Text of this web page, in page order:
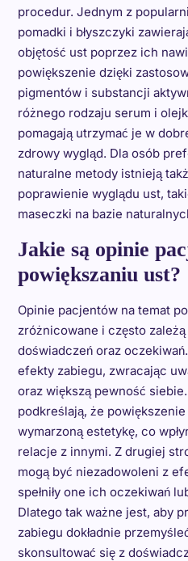
procedur. Jednym z
pomadki i błyszczyki
objętość ust poprzez ich
powiększenie dzięki
pigmentów i substancji
różnego rodzaju serum i
pomagają utrzymać je w
zdrowy wygląd. Dla osób
naturalne metody istnieją
poprawienie wyglądu ust,
maseczki na bazie
Jakie są opinie
powiększaniu ust?
Opinie pacjentów na temat
zróżnicowane i często
doświadczeń oraz
efekty zabiegu, zwracając
oraz większą pewność
podkreślają, że
wymarzoną estetykę, co
relacje z innymi. Z drugiej
mogą być niezadowoleni z
spełniły one ich oczekiwań
Dlatego tak ważne jest, aby
zabiegu dokładnie
skonsultować się z